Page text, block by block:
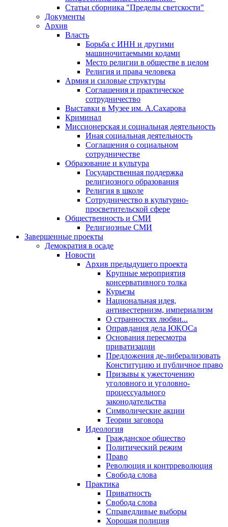
Статьи сборника "Пределы светскости"
Документы
Архив
Власть
Борьба с ИНН и другими
машиночитаемыми кодами
Место религии в обществе в целом
Религия и права человека
Армия и силовые структуры
Соглашения и практическое
сотрудничество
Выставки в Музее им. А.Сахарова
Криминал
Миссионерская и социальная деятельность
Иная социальная деятельность
Соглашения о социальном
сотрудничестве
Образование и культура
Государственная поддержка
религиозного образования
Религия в школе
Сотрудничество в культурно-
просветительской сфере
Общественность и СМИ
Религиозные СМИ
Завершенные проекты
Демократия в осаде
Новости
Архив предыдущего проекта
Крупные мероприятия
консервативного толка
Курьезы
Национальная идея,
антивестернизм, империализм
О странностях любви...
Оправдания дела ЮКОСа
Основания пересмотра
приватизации
Предложения де-либерализовать
Конституцию и публичное право
Призывы к ужесточению
уголовного и уголовно-
процессуального
законодательства
Символические акции
Теории заговора
Идеология
Гражданское общество
Политический режим
Право
Революция и контрреволюция
Свобода слова
Практика
Приватность
Свобода слова
Справедливые выборы
Хорошая полиция